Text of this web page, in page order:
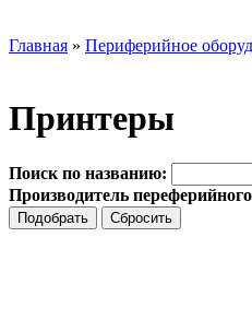
Главная » Периферийное
Принтеры
Поиск по названию:
Производитель